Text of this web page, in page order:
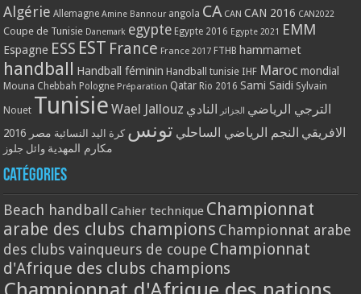
Algérie Allemagne Amine Bannour angola CA CAN CAN 2016 CAN2022
Coupe de Tunisie Danemark egypte Egypte 2016 Egypte 2021 EMM
Espagne ESS EST France France 2017 FTHB hammamet
handball Handball féminin Handball tunisie IHF Maroc mondial
Mouna Chebbah Pologne Préparation Qatar Rio 2016 Sami Saidi Sylvain
Nouet Tunisie Wael Jallouz الترجي الرياضي الجزائر النادي
الافريقي النجم الرياضي الساحلي تونس كرة اليد النسائية مصر 2016
مكارم المهدية وائل جلوز
Catégories
Beach handball Cahier technique Championnat
arabe des clubs champions Championnat arabe
des clubs vainqueurs de coupe Championnat
d'Afrique des clubs champions